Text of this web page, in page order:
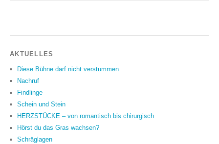
AKTUELLES
Diese Bühne darf nicht verstummen
Nachruf
Findlinge
Schein und Stein
HERZSTÜCKE – von romantisch bis chirurgisch
Hörst du das Gras wachsen?
Schräglagen